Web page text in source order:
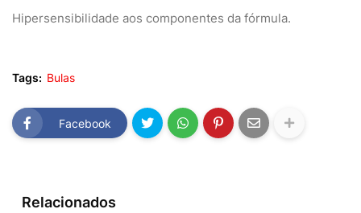
Hipersensibilidade aos componentes da fórmula.
Tags: Bulas
Facebook
Relacionados